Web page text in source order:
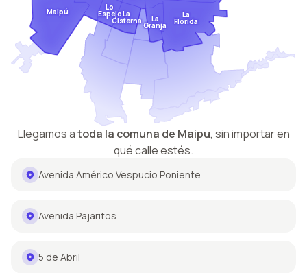
Maipú La
Cisterna
Lo
Espejo
La
Granja
La
Florida
Llegamos atoda la comuna de Maipu, sin importar en
qué calle estés.
Avenida Américo Vespucio Poniente
Avenida Pajaritos
5 de Abril